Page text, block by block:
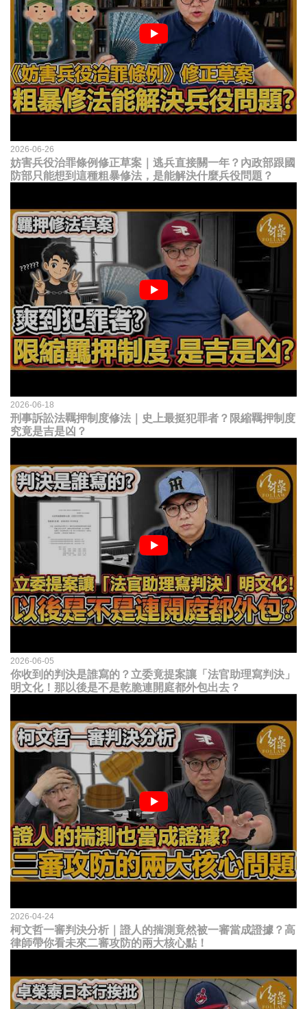
2026-06-26
妨害兵役治罪條例修正草案｜逃兵直接關一年？內政部跟國
防部只能想到這種粗暴修法，是能解決什麼兵役問題？
2026-06-18
刑事訴訟法羈押制度修法｜史上最挺犯罪者？限縮羈押制度
究竟是吉是凶？
2026-06-05
你收到的判決是誰寫的？立委竟提案讓「法官助理寫判決」
明文化！那以後是不是乾脆連開庭都外包出去？
2026-04-24
柯文哲一審判決分析｜證人的揣測竟然被一審當成證據？高
律師帶你看未來二審攻防的兩大核心點！